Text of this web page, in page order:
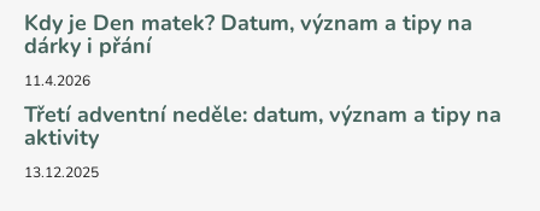
Kdy je Den matek? Datum, význam a tipy na
dárky i přání
11.4.2026
Třetí adventní neděle: datum, význam a tipy na
aktivity
13.12.2025